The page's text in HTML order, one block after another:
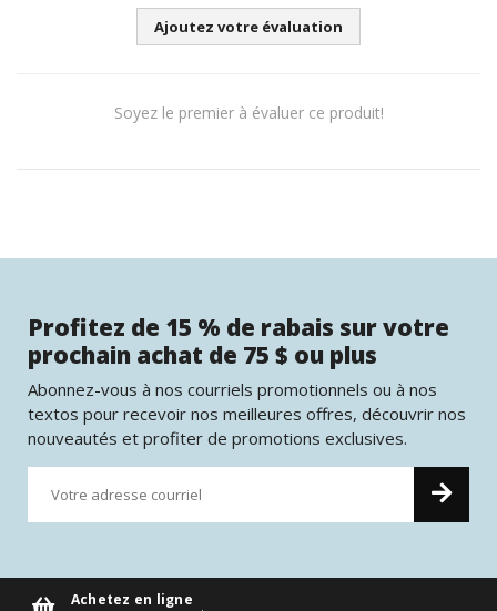
Ajoutez votre évaluation
Soyez le premier à évaluer ce produit!
Profitez de 15 % de rabais sur votre
prochain achat de 75 $ ou plus
Abonnez-vous à nos courriels promotionnels ou à nos
textos pour recevoir nos meilleures offres, découvrir nos
nouveautés et profiter de promotions exclusives.
Achetez en ligne